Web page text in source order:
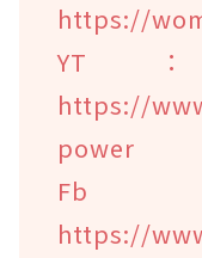
https://
YT
https://
power
https://